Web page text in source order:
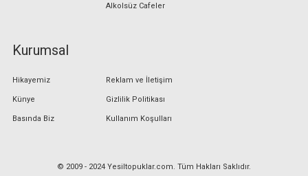
Alkolsüz Cafeler
Kurumsal
Hikayemiz
Künye
Basında Biz
Reklam ve İletişim
Gizlilik Politikası
Kullanım Koşulları
© 2009 - 2024 Yesiltopuklar.com. Tüm Hakları Saklıdır.